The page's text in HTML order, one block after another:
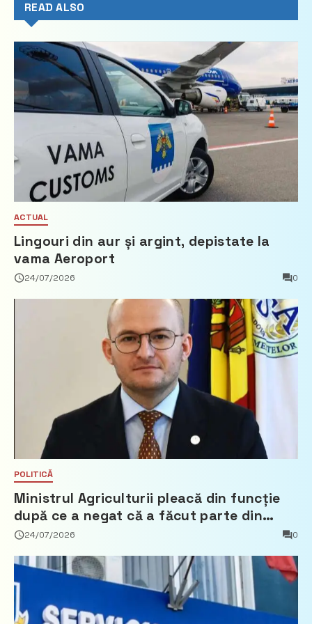
READ ALSO
ACTUAL
Lingouri din aur și argint, depistate la
vama Aeroport
24/07/2026 0
POLITICĂ
Ministrul Agriculturii pleacă din funcție
după ce a negat că a făcut parte din
Partidul Democrat
24/07/2026 0